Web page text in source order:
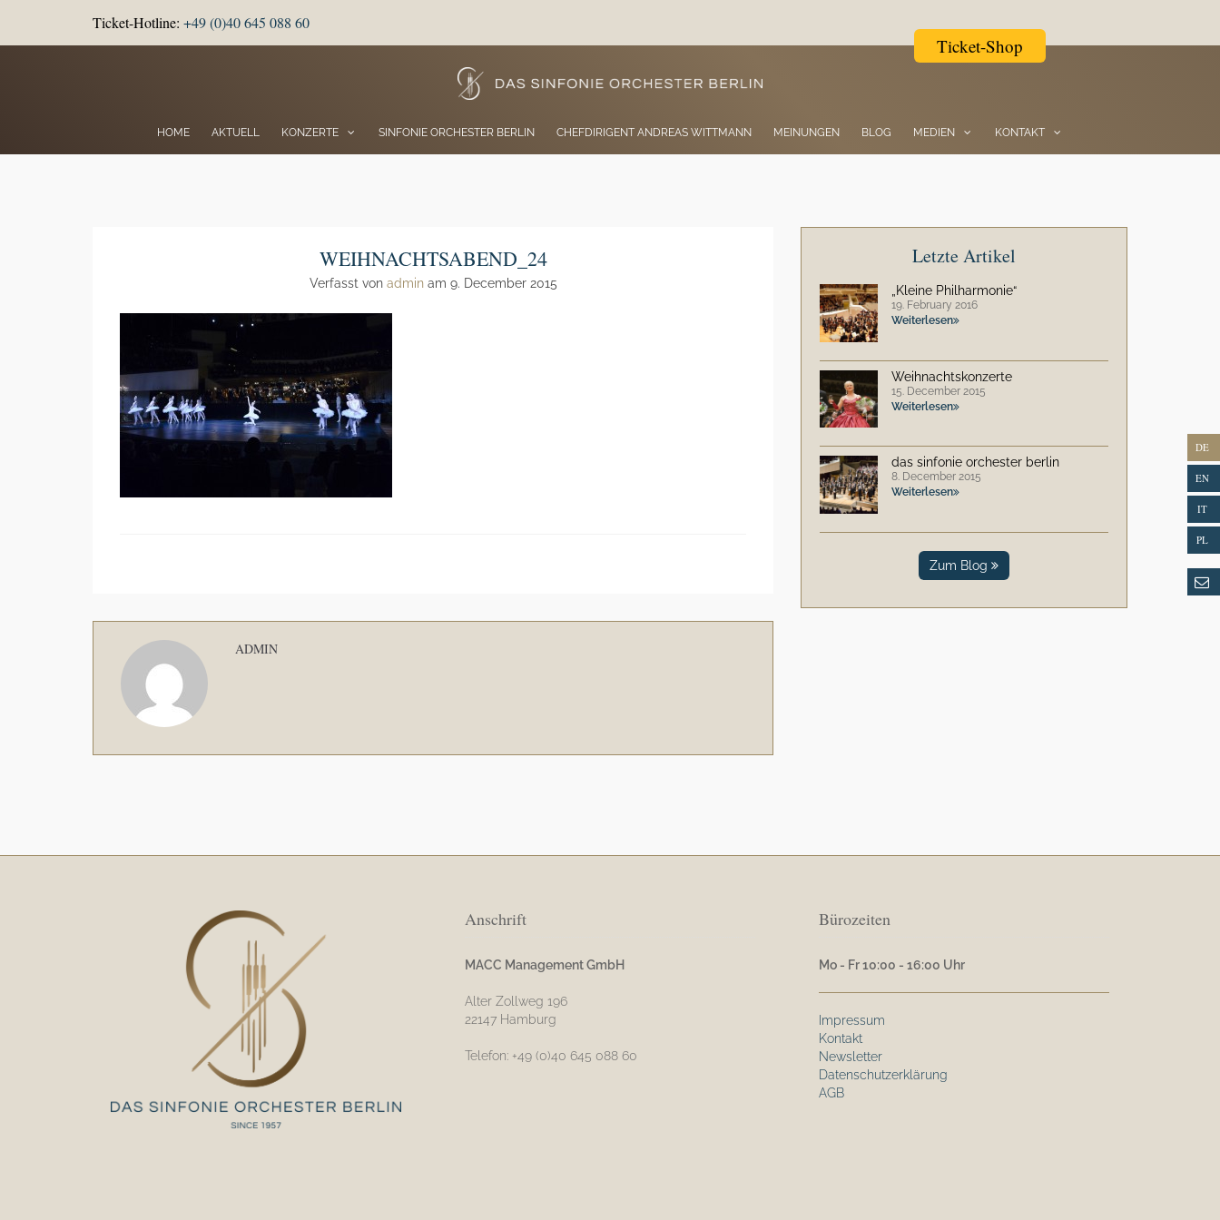
Ticket-Hotline: +49 (0)40 645 088 60
Ticket-Shop
HOME AKTUELL KONZERTE SINFONIE ORCHESTER BERLIN CHEFDIRIGENT ANDREAS WITTMANN MEINUNGEN BLOG MEDIEN KONTAKT
WEIHNACHTSABEND_24
Verfasst von adminam 9. December 2015
ADMIN
Letzte Artikel
„Kleine Philharmonie“
19. February 2016
Weiterlesen
Weihnachtskonzerte
15. December 2015
Weiterlesen
das sinfonie orchester berlin
8. December 2015
Weiterlesen
Zum Blog
Anschrift
MACC Management GmbH
Alter Zollweg 196
22147 Hamburg
Telefon: +49 (0)40 645 088 60
Bürozeiten
Mo - Fr 10:00 - 16:00 Uhr
Impressum
Kontakt
Newsletter
Datenschutzerklärung
AGB
DE
EN
IT
PL